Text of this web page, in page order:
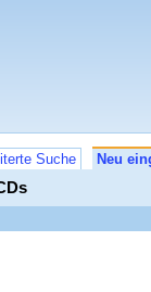
Suche Neu